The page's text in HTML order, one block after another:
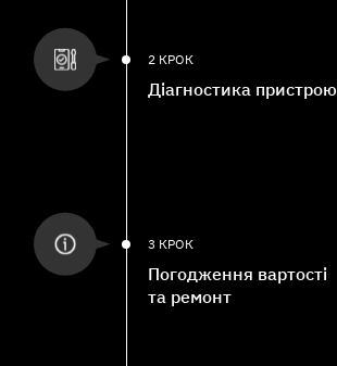
2 КРОК
Діагностика пристрою
3 КРОК
Погодження вартості
та ремонт